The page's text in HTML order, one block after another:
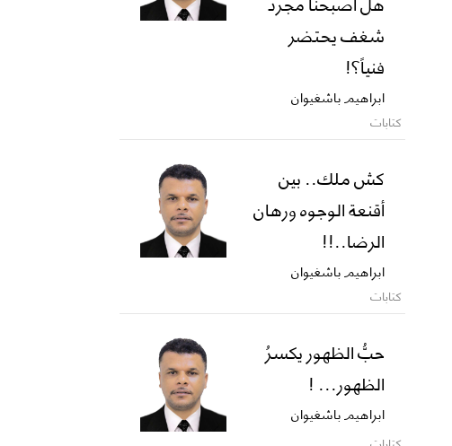
شغف يحتضر
فنياً؟!
ابراهيم باشغيوان
كتابات
كش ملك.. بين
أقنعة الوجوه ورهان
الرضا..!!
ابراهيم باشغيوان
كتابات
حبُّ الظهور يكسرُ
الظهور... !
ابراهيم باشغيوان